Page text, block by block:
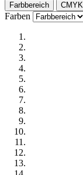
Farbbereich
CMYK
Farben